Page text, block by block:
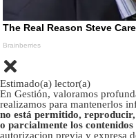
Estimado(a) lector(a)
En Gestión, valoramos
realizamos para mantenerlos
no está permitido,
o parcialmente los contenidos
autorizacion previa y expresa